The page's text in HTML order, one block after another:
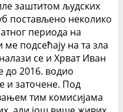
заштитом људских
постављено неколико
периода на
ме подсећају на та зла
се и Хрват Иван
до 2016. водио
и заточене. Под
тим комисијама